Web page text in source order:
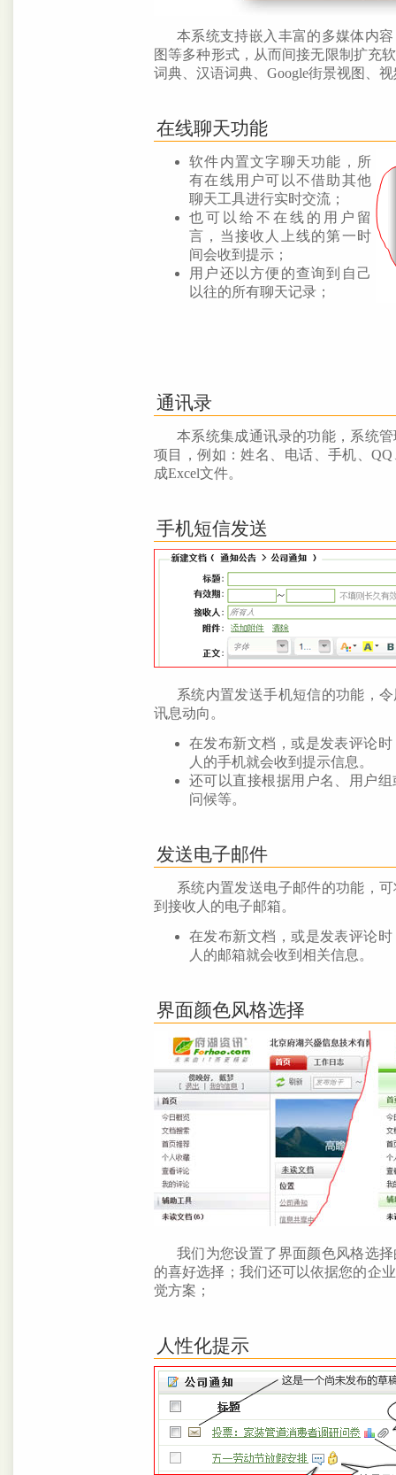
本系统支持嵌入丰富的多媒体内
图等多种形式，从而间接无限制扩充
词典、汉语词典、Google街景视图、
在线聊天功能
软件内置文字聊天功能，所
有在线用户可以不借助其他
聊天工具进行实时交流；
也可以给不在线的用户留
言，当接收人上线的第一时
间会收到提示；
用户还以方便的查询到自己
以往的所有聊天记录；
通讯录
本系统集成通讯录的功能，系统
项目，例如：姓名、电话、手机、
成Excel文件。
手机短信发送
系统内置发送手机短信的功能，
讯息动向。
在发布新文档，或是发表评论
人的手机就会收到提示信息。
还可以直接根据用户名、用户
问候等。
发送电子邮件
系统内置发送电子邮件的功能，
到接收人的电子邮箱。
在发布新文档，或是发表评论
人的邮箱就会收到相关信息。
界面颜色风格选择
我们为您设置了界面颜色风格选
的喜好选择；我们还可以依据您的企
觉方案；
人性化提示